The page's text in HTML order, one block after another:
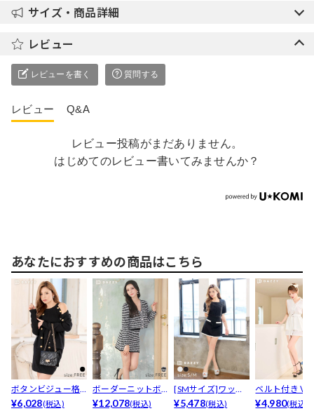
サイズ・商品詳細
レビュー
レビューを書く 質問する
レビュー Q&A
レビュー投稿がまだありません。
はじめてのレビュー書いてみませんか？
あなたにおすすめの商品はこちら
ボタンビジュー格
子柄スカートニッ
¥6,028(税込)
ボーダーニットボ
タンビジュー付き
¥12,078(税込)
[SMサイズ]ワッフ
ルパイピングカラ
¥5,478(税込)
ベルト付きＶ
クレイヤード
¥4,980(税込)